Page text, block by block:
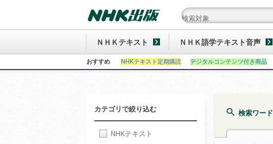
ＮＨＫテキスト ＮＨＫ語学テキスト音声
おすすめ NHKテキスト定期購読 デジタルコンテンツ付き商品
検索ワード
カテゴリで絞り込む
NHKテキスト